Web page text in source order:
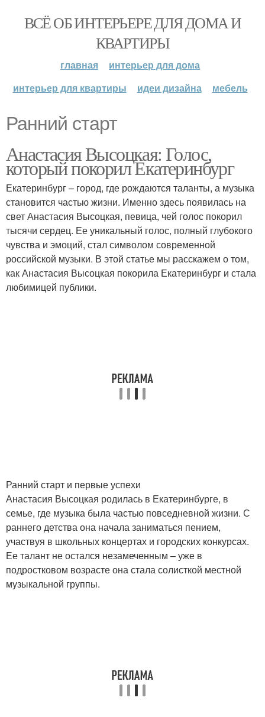
ВСЁ ОБ ИНТЕРЬЕРЕ ДЛЯ ДОМА И
КВАРТИРЫ
главная
интерьер для дома
интерьер для квартиры
идеи дизайна мебель
Ранний старт
Анастасия Высоцкая: Голос,
который покорил Екатеринбург
Екатеринбург – город, где рождаются таланты, а музыка
становится частью жизни. Именно здесь появилась на
свет Анастасия Высоцкая, певица, чей голос покорил
тысячи сердец. Ее уникальный голос, полный глубокого
чувства и эмоций, стал символом современной
российской музыки. В этой статье мы расскажем о том,
как Анастасия Высоцкая покорила Екатеринбург и стала
любимицей публики.
Ранний старт и первые успехи
Анастасия Высоцкая родилась в Екатеринбурге, в
семье, где музыка была частью повседневной жизни. С
раннего детства она начала заниматься пением,
участвуя в школьных концертах и городских конкурсах.
Ее талант не остался незамеченным – уже в
подростковом возрасте она стала солисткой местной
музыкальной группы.